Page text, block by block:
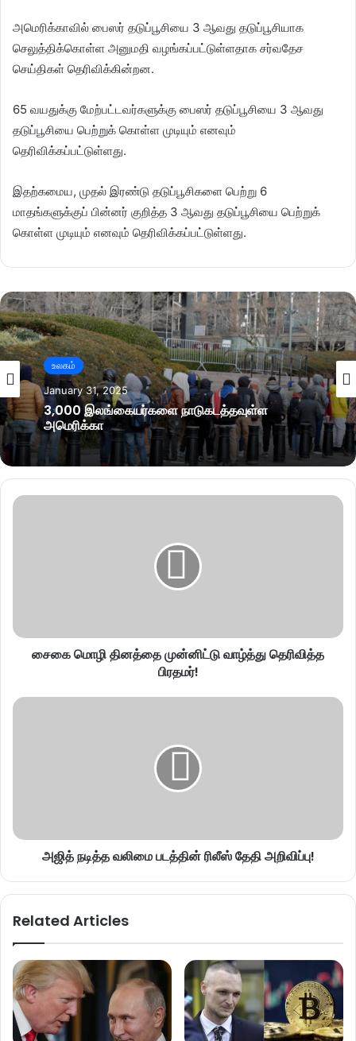
அமெரிக்காவில் பைஸர் தடுப்பூசியை 3 ஆவது தடுப்பூசியாக
செலுத்திக்கொள்ள அனுமதி வழங்கப்பட்டுள்ளதாக சர்வதேச
செய்திகள் தெரிவிக்கின்றன.
65 வயதுக்கு மேற்பட்டவர்களுக்கு பைஸர் தடுப்பூசியை 3 ஆவது
தடுப்பூசியை பெற்றுக் கொள்ள முடியும் எனவும்
தெரிவிக்கப்பட்டுள்ளது.
இதற்கமைய, முதல் இரண்டு தடுப்பூசிகளை பெற்று 6
மாதங்களுக்குப் பின்னர் குறித்த 3 ஆவது தடுப்பூசியை பெற்றுக்
கொள்ள முடியும் எனவும் தெரிவிக்கப்பட்டுள்ளது.
உலகம்
January 31, 2025
3,000 இலங்கையர்களை நாடுகடத்தவுள்ள
அமெரிக்கா
சைகை மொழி தினத்தை முன்னிட்டு வாழ்த்து தெரிவித்த
பிரதமர்!
அஜித் நடித்த வலிமை படத்தின் ரிலீஸ் தேதி அறிவிப்பு!
Related Articles